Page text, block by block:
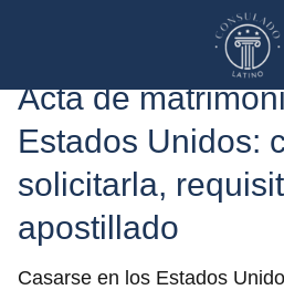
Acta de
Estados Unidos:
solicitarla,
apostillado
Casarse en los Estados